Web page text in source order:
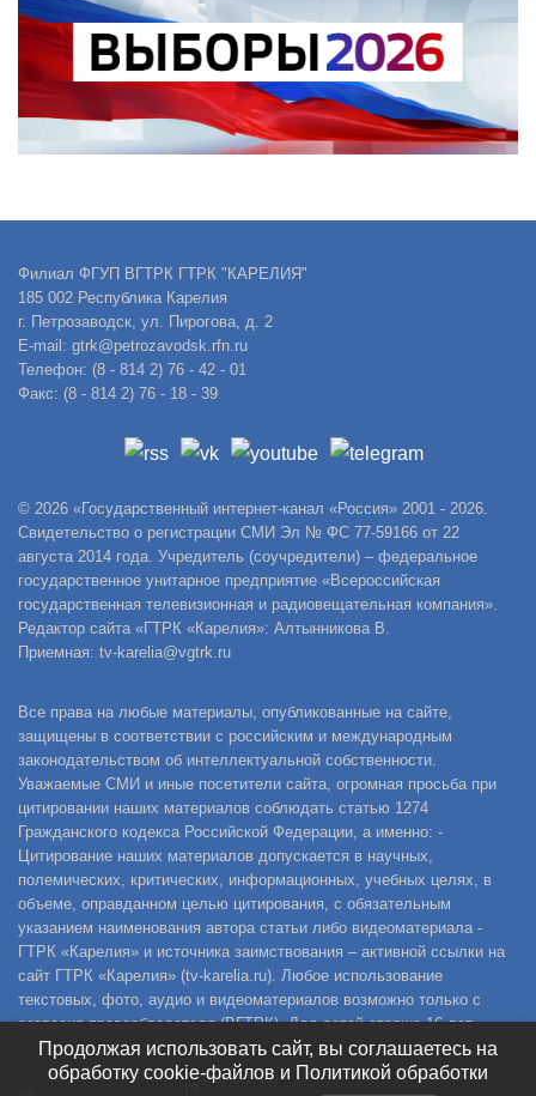
Филиал ФГУП ВГТРК ГТРК "КАРЕЛИЯ"
185 002 Республика Карелия
г. Петрозаводск, ул. Пирогова, д. 2
E-mail: gtrk@petrozavodsk.rfn.ru
Телефон: (8 - 814 2) 76 - 42 - 01
Факс: (8 - 814 2) 76 - 18 - 39
© 2026 «Государственный интернет-канал «Россия» 2001 - 2026.
Свидетельство о регистрации СМИ Эл № ФС 77-59166 от 22
августа 2014 года. Учредитель (соучредители) – федеральное
государственное унитарное предприятие «Всероссийская
государственная телевизионная и радиовещательная компания».
Редактор сайта «ГТРК «Карелия»: Алтынникова В.
Приемная: tv-karelia@vgtrk.ru
Все права на любые материалы, опубликованные на сайте,
защищены в соответствии с российским и международным
законодательством об интеллектуальной собственности.
Уважаемые СМИ и иные посетители сайта, огромная просьба при
цитировании наших материалов соблюдать статью 1274
Гражданского кодекса Российской Федерации, а именно: -
Цитирование наших материалов допускается в научных,
полемических, критических, информационных, учебных целях, в
объеме, оправданном целью цитирования, с обязательным
указанием наименования автора статьи либо видеоматериала -
ГТРК «Карелия» и источника заимствования – активной ссылки на
сайт ГТРК «Карелия» (tv-karelia.ru). Любое использование
текстовых, фото, аудио и видеоматериалов возможно только с
согласия правообладателя (ВГТРК). Для детей старше 16 лет.
Продолжая использовать сайт, вы соглашаетесь на
обработку cookie-файлов и Политикой обработки